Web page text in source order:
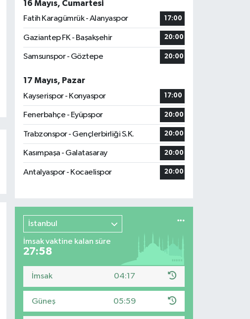
16 Mayıs, Cumartesi
Fatih Karagümrük - Alanyaspor
17:00
Gaziantep FK - Başakşehir 20:00
Samsunspor - Göztepe 20:00
17 Mayıs, Pazar
Kayserispor - Konyaspor
17:00
Fenerbahçe - Eyüpspor 20:00
Trabzonspor - Gençlerbirliği S.K. 20:00
Kasımpaşa - Galatasaray 20:00
Antalyaspor - Kocaelispor 20:00
İstanbul
İmsak vaktine kalan süre
27:57
İmsak 04:17
Güneş 05:59